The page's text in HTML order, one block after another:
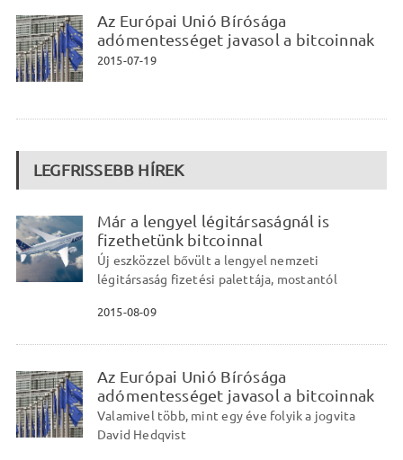
Az Európai Unió Bírósága
adómentességet javasol a bitcoinnak
2015-07-19
LEGFRISSEBB HÍREK
Már a lengyel légitársaságnál is
fizethetünk bitcoinnal
Új eszközzel bővült a lengyel nemzeti
légitársaság fizetési palettája, mostantól
2015-08-09
Az Európai Unió Bírósága
adómentességet javasol a bitcoinnak
Valamivel több, mint egy éve folyik a jogvita
David Hedqvist